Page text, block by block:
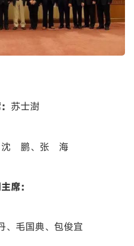
苏士澍
沈 鹏、张 海
席：
毛国典、包俊宜